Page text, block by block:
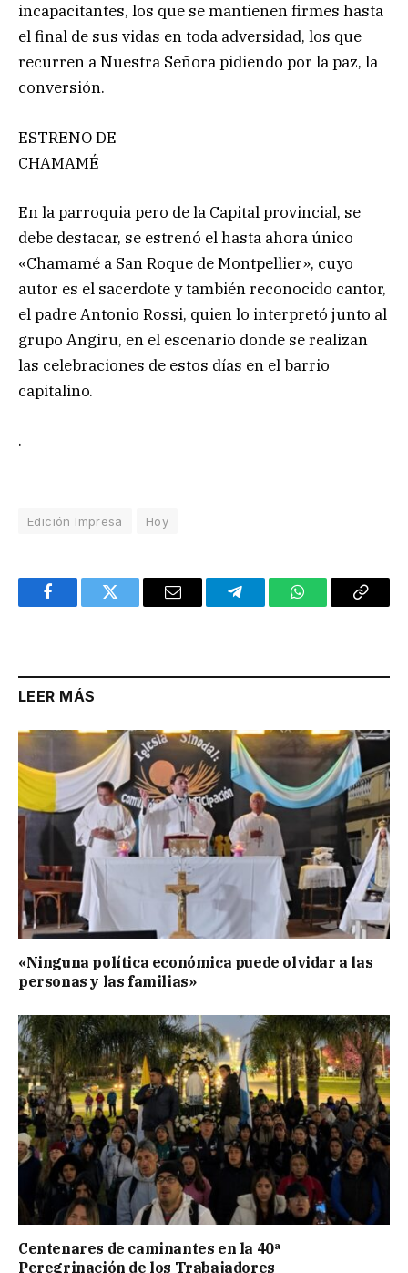
incapacitantes, los que se mantienen firmes hasta
el final de sus vidas en toda adversidad, los que
recurren a Nuestra Señora pidiendo por la paz, la
conversión.
ESTRENO DE
CHAMAMÉ
En la parroquia pero de la Capital provincial, se
debe destacar, se estrenó el hasta ahora único
«Chamamé a San Roque de Montpellier», cuyo
autor es el sacerdote y también reconocido cantor,
el padre Antonio Rossi, quien lo interpretó junto al
grupo Angiru, en el escenario donde se realizan
las celebraciones de estos días en el barrio
capitalino.
.
Edición Impresa Hoy
FacebookTwitter Email TelegramWhatsAppCopy
LEER MÁS
«Ninguna política económica puede olvidar a las
personas y las familias»
Centenares de caminantes en la 40ª
Peregrinación de los Trabajadores